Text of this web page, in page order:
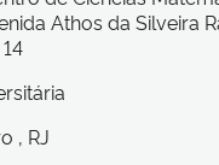
Athos da Silveira
, RJ